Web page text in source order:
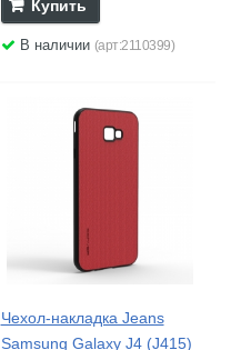
Купить
В наличии (арт:2110399)
Чехол-накладка Jeans
Samsung Galaxy J4 (J415)